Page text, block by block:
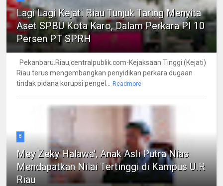
Lagi Lagi Kejati Riau Tunjuk Taring Menyita
Aset SPBU Kota Karo, Dalam Perkara PI 10
Persen PT SPRH
Pekanbaru.Riau,centralpublik.com-Kejaksaan Tinggi (Kejati)
Riau terus mengembangkan penyidikan perkara dugaan
tindak pidana korupsi pengel...
Readmore
8
Mey Zeky Halawa', Anak Asli Putra Nias
Mendapatkan Nilai Tertinggi di Kampus UIR
Riau